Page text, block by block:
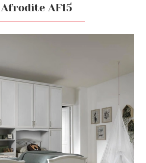
Afrodite AF15